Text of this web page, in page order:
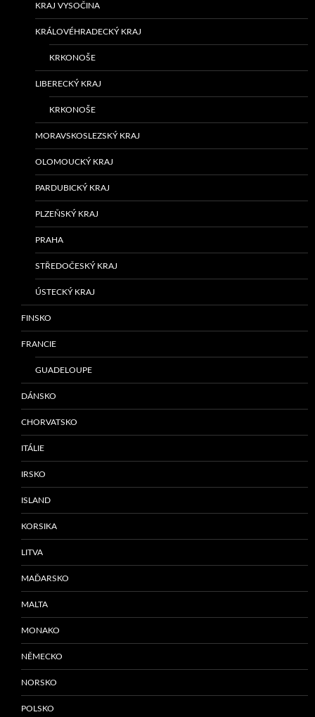
KRAJ VYSOČINA
KRÁLOVÉHRADECKÝ KRAJ
KRKONOŠE
LIBERECKÝ KRAJ
KRKONOŠE
MORAVSKOSLEZSKÝ KRAJ
OLOMOUCKÝ KRAJ
PARDUBICKÝ KRAJ
PLZEŇSKÝ KRAJ
PRAHA
STŘEDOČESKÝ KRAJ
ÚSTECKÝ KRAJ
FINSKO
FRANCIE
GUADELOUPE
DÁNSKO
CHORVATSKO
ITÁLIE
IRSKO
ISLAND
KORSIKA
LITVA
MAĎARSKO
MALTA
MONAKO
NĚMECKO
NORSKO
POLSKO